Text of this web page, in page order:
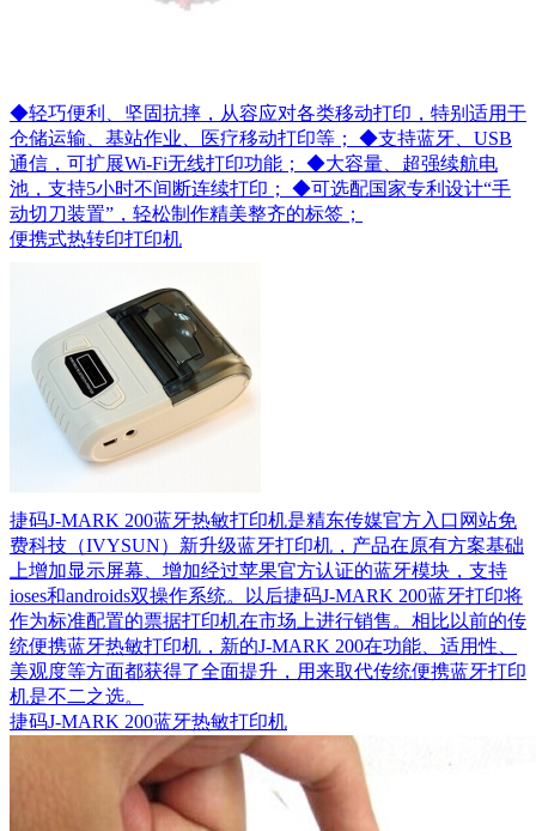
◆轻巧便利、坚固抗摔，从容应对各类移动打印，特别适用于
仓储运输、基站作业、医疗移动打印等； ◆支持蓝牙、USB
通信，可扩展Wi-Fi无线打印功能； ◆大容量、超强续航电
池，支持5小时不间断连续打印； ◆可选配国家专利设计“手
动切刀装置”，轻松制作精美整齐的标签；
便携式热转印打印机
捷码J-MARK 200蓝牙热敏打印机是精东传媒官方入口网站免
费科技（IVYSUN）新升级蓝牙打印机，产品在原有方案基础
上增加显示屏幕、增加经过苹果官方认证的蓝牙模块，支持
ioses和androids双操作系统。以后捷码J-MARK 200蓝牙打印将
作为标准配置的票据打印机在市场上进行销售。相比以前的传
统便携蓝牙热敏打印机，新的J-MARK 200在功能、适用性、
美观度等方面都获得了全面提升，用来取代传统便携蓝牙打印
机是不二之选。
捷码J-MARK 200蓝牙热敏打印机